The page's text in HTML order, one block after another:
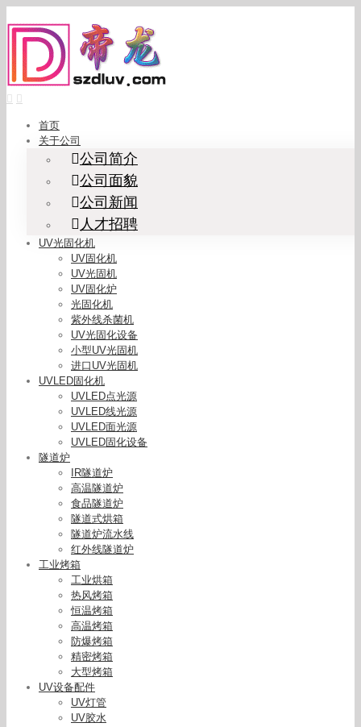
to
content
首页
关于公司
公司简介
公司面貌
公司新闻
人才招聘
UV光固化机
UV固化机
UV光固机
UV固化炉
光固化机
紫外线杀菌机
UV光固化设备
小型UV光固机
进口UV光固机
UVLED固化机
UVLED点光源
UVLED线光源
UVLED面光源
UVLED固化设备
隧道炉
IR隧道炉
高温隧道炉
食品隧道炉
隧道式烘箱
隧道炉流水线
红外线隧道炉
工业烤箱
工业烘箱
热风烤箱
恒温烤箱
高温烤箱
防爆烤箱
精密烤箱
大型烤箱
UV设备配件
UV灯管
UV胶水